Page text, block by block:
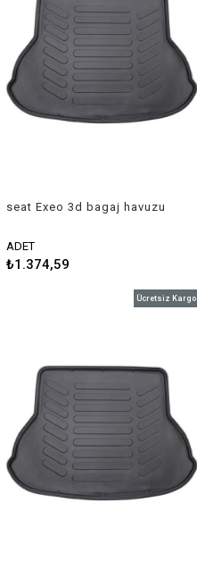
seat Exeo 3d bagaj havuzu
ADET
₺1.374,59
Ücretsiz Kargo